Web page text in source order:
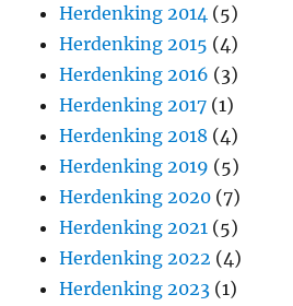
Herdenking 2014 (5)
Herdenking 2015 (4)
Herdenking 2016 (3)
Herdenking 2017 (1)
Herdenking 2018 (4)
Herdenking 2019 (5)
Herdenking 2020 (7)
Herdenking 2021 (5)
Herdenking 2022 (4)
Herdenking 2023 (1)